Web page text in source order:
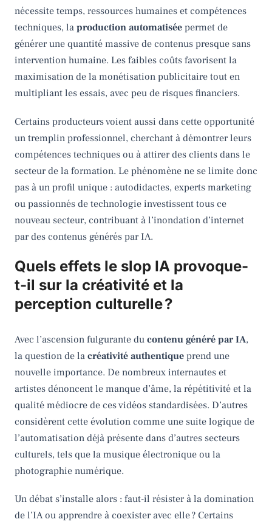
nécessite temps, ressources humaines et compétences
techniques, la production automatisée permet de
générer une quantité massive de contenus presque sans
intervention humaine. Les faibles coûts favorisent la
maximisation de la monétisation publicitaire tout en
multipliant les essais, avec peu de risques financiers.
Certains producteurs voient aussi dans cette opportunité
un tremplin professionnel, cherchant à démontrer leurs
compétences techniques ou à attirer des clients dans le
secteur de la formation. Le phénomène ne se limite donc
pas à un profil unique : autodidactes, experts marketing
ou passionnés de technologie investissent tous ce
nouveau secteur, contribuant à l’inondation d’internet
par des contenus générés par IA.
Quels effets le slop IA provoque-
t-il sur la créativité et la
perception culturelle ?
Avec l’ascension fulgurante du contenu généré par IA,
la question de la créativité authentique prend une
nouvelle importance. De nombreux internautes et
artistes dénoncent le manque d’âme, la répétitivité et la
qualité médiocre de ces vidéos standardisées. D’autres
considèrent cette évolution comme une suite logique de
l’automatisation déjà présente dans d’autres secteurs
culturels, tels que la musique électronique ou la
photographie numérique.
Un débat s’installe alors : faut-il résister à la domination
de l’IA ou apprendre à coexister avec elle ? Certains